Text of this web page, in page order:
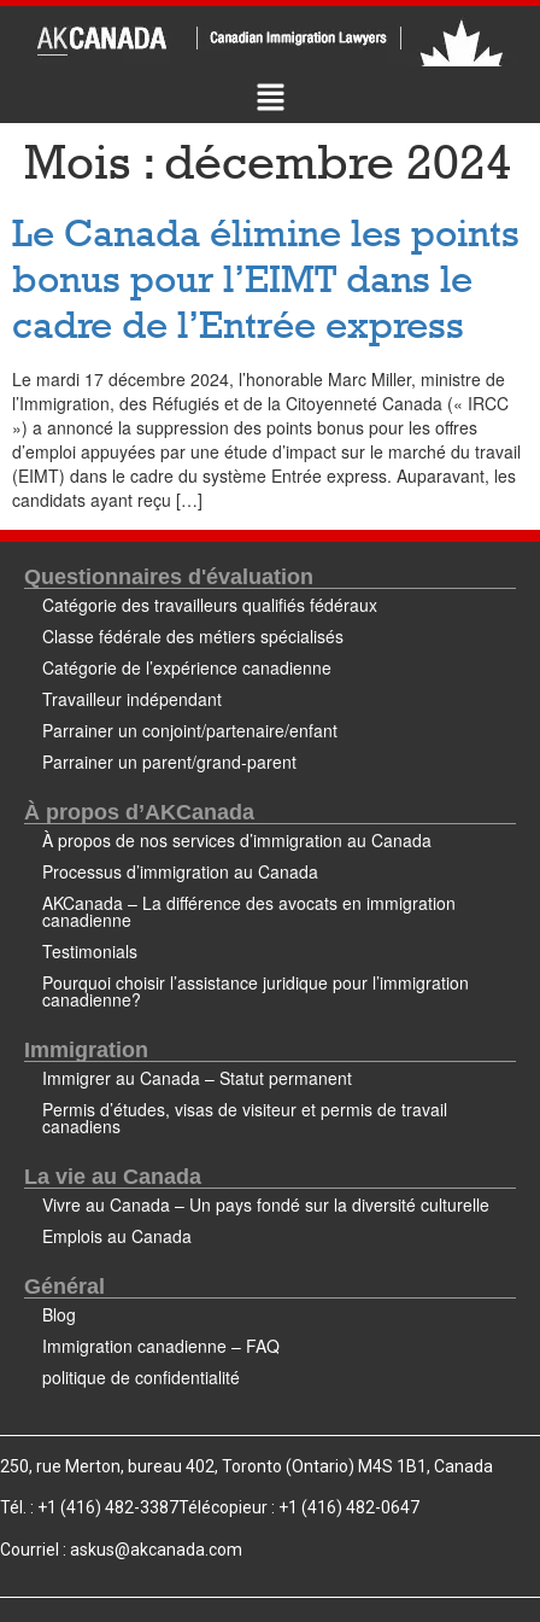
Mois : décembre 2024
Le Canada élimine les points
bonus pour l’EIMT dans le
cadre de l’Entrée express
Le mardi 17 décembre 2024, l’honorable Marc Miller, ministre de
l’Immigration, des Réfugiés et de la Citoyenneté Canada (« IRCC
») a annoncé la suppression des points bonus pour les offres
d’emploi appuyées par une étude d’impact sur le marché du travail
(EIMT) dans le cadre du système Entrée express. Auparavant, les
candidats ayant reçu […]
Questionnaires d'évaluation
Catégorie des travailleurs qualifiés fédéraux
Classe fédérale des métiers spécialisés
Catégorie de l’expérience canadienne
Travailleur indépendant
Parrainer un conjoint/partenaire/enfant
Parrainer un parent/grand-parent
À propos d’AKCanada
À propos de nos services d’immigration au Canada
Processus d’immigration au Canada
AKCanada – La différence des avocats en immigration
canadienne
Testimonials
Pourquoi choisir l’assistance juridique pour l’immigration
canadienne?
Immigration
Immigrer au Canada – Statut permanent
Permis d’études, visas de visiteur et permis de travail
canadiens
La vie au Canada
Vivre au Canada – Un pays fondé sur la diversité culturelle
Emplois au Canada
Général
Blog
Immigration canadienne – FAQ
politique de confidentialité
250, rue Merton, bureau 402, Toronto (Ontario) M4S 1B1, Canada
Tél. : +1 (416) 482-3387Télécopieur : +1 (416) 482-0647
Courriel : askus@akcanada.com